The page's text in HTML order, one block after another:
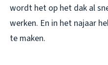
wordt het op het dak al
werken. En in het najaar
te maken.